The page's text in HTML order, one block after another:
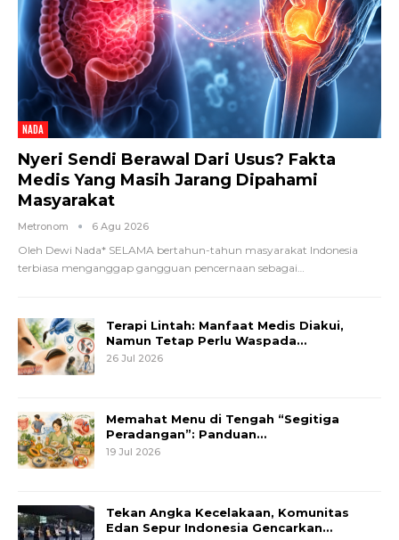
NADA
Nyeri Sendi Berawal Dari Usus? Fakta
Medis Yang Masih Jarang Dipahami
Masyarakat
Metronom 6 Agu 2026
Oleh Dewi Nada* SELAMA bertahun-tahun masyarakat Indonesia
terbiasa menganggap gangguan pencernaan sebagai…
Terapi Lintah: Manfaat Medis Diakui,
Namun Tetap Perlu Waspada…
26 Jul 2026
Memahat Menu di Tengah “Segitiga
Peradangan”: Panduan…
19 Jul 2026
Tekan Angka Kecelakaan, Komunitas
Edan Sepur Indonesia Gencarkan…